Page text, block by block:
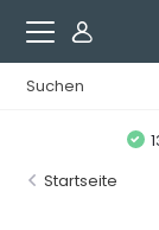
Startseite